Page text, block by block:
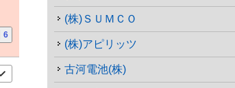
6
(株)ＳＵＭＣＯ
(株)アピリッツ
古河電池(株)